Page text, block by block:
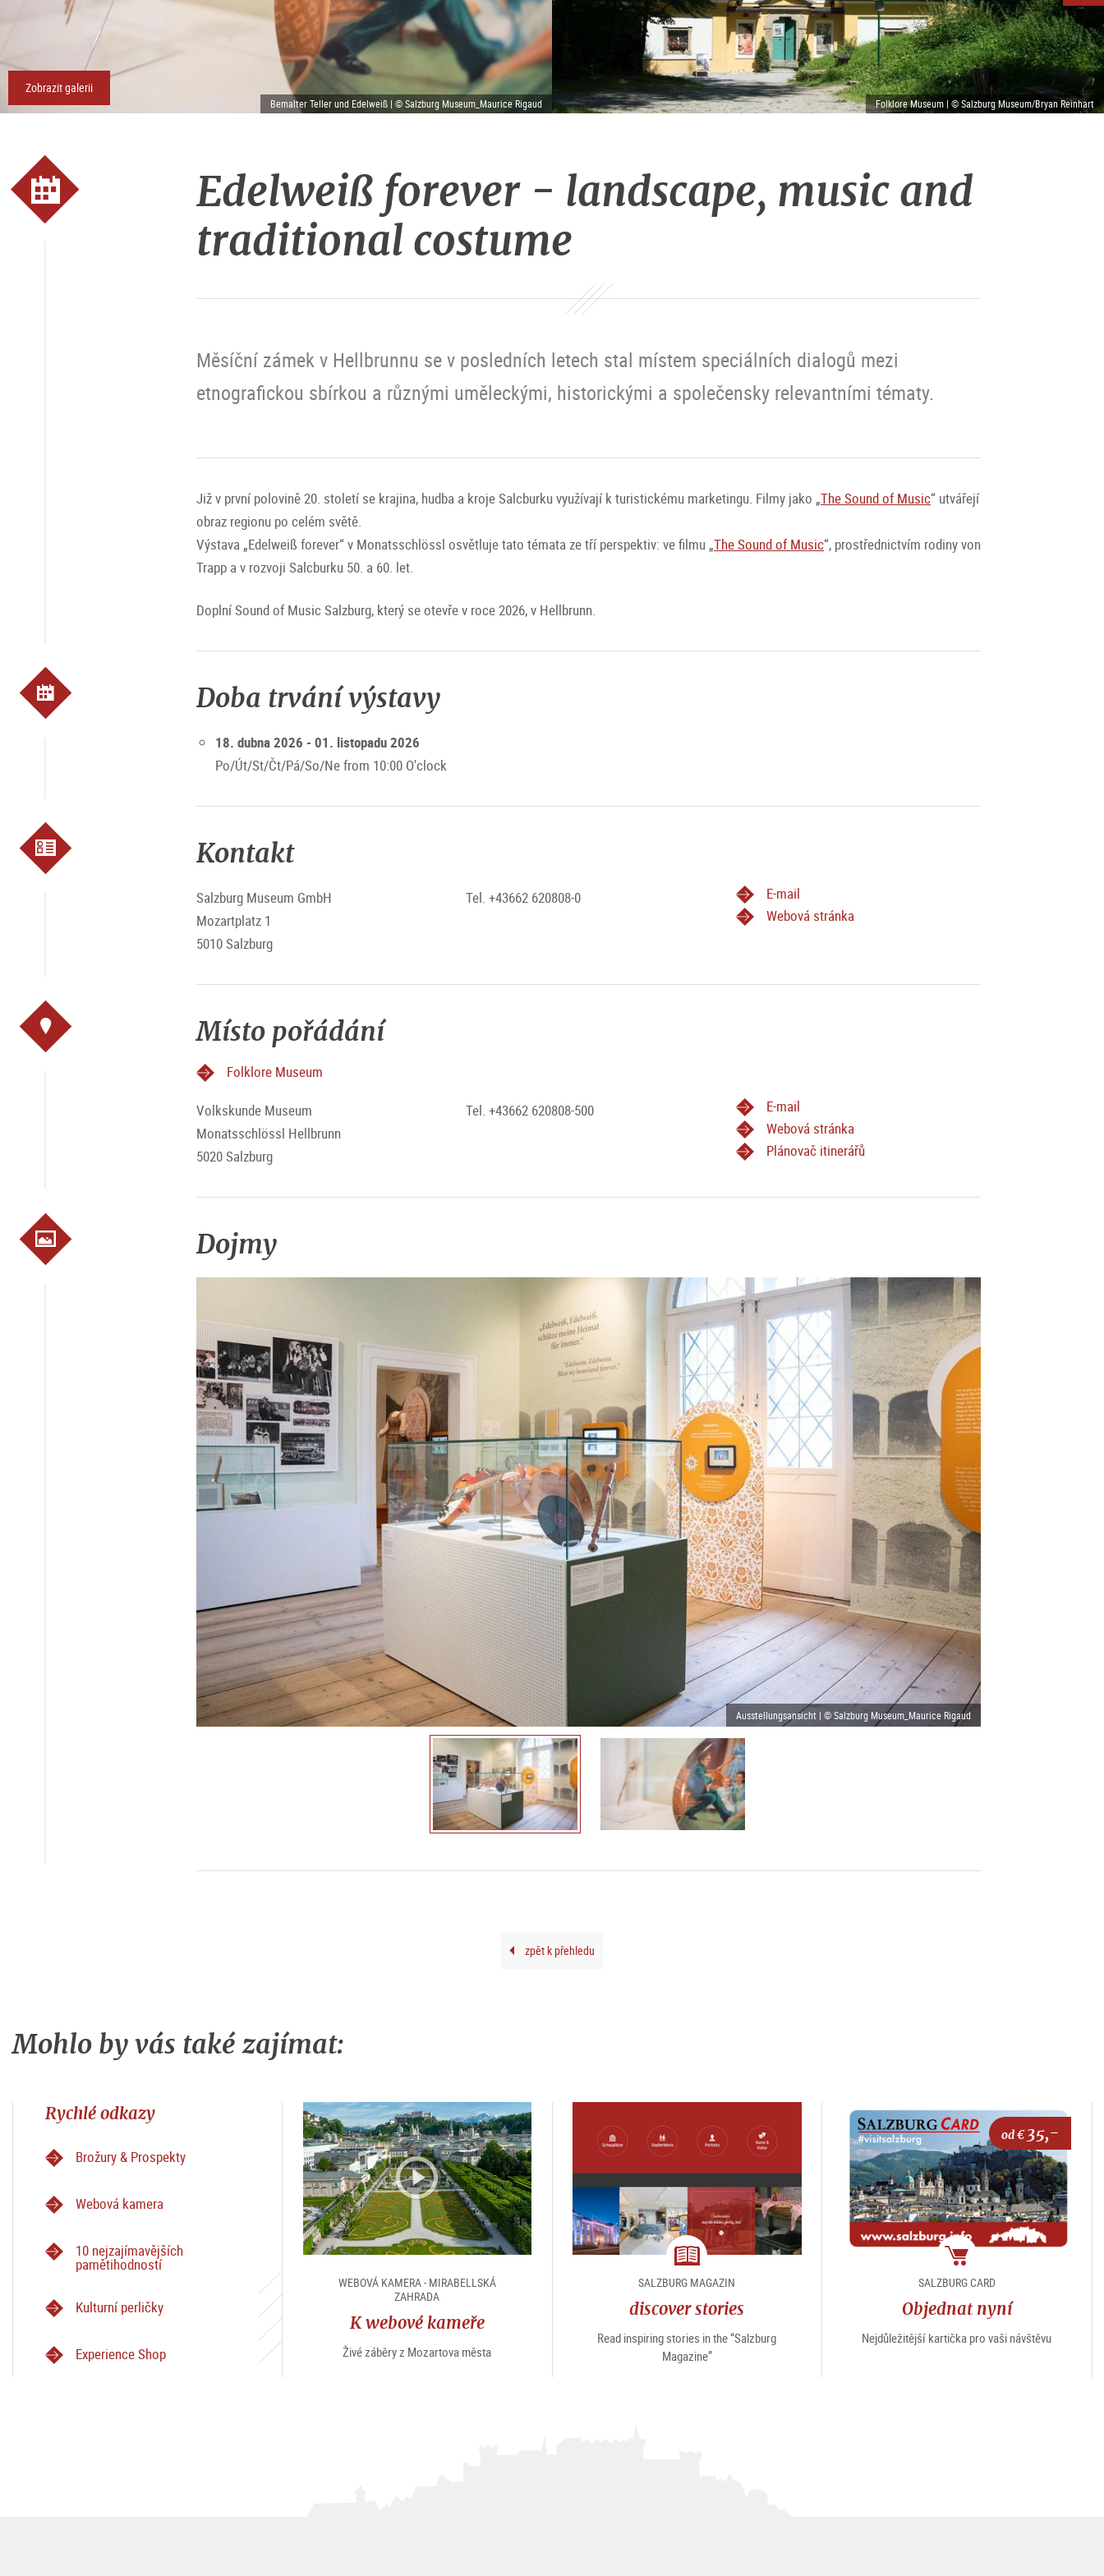
Bemalter Teller und Edelweiß | © Salzburg Museum_Maurice Rigaud
Zobrazit galerii
Folklore Museum | © Salzburg Museum/Bryan Reinhart
Edelweiß forever - landscape, music and
traditional costume
Měsíční zámek v Hellbrunnu se v posledních letech stal místem speciálních dialogů mezi
etnografickou sbírkou a různými uměleckými, historickými a společensky relevantními tématy.
Již v první polovině 20. století se krajina, hudba a kroje Salcburku využívají k turistickému marketingu. Filmy jako „The Sound of Music“ utvářejí
obraz regionu po celém světě.
Výstava „Edelweiß forever“ v Monatsschlössl osvětluje tato témata ze tří perspektiv: ve filmu „The Sound of Music“, prostřednictvím rodiny von
Trapp a v rozvoji Salcburku 50. a 60. let.
Doplní Sound of Music Salzburg, který se otevře v roce 2026, v Hellbrunn.
Doba trvání výstavy
18. dubna 2026 - 01. listopadu 2026
Po/Út/St/Čt/Pá/So/Ne from 10:00 O'clock
Kontakt
Salzburg Museum GmbH
Mozartplatz 1
5010 Salzburg
Tel. +43662 620808-0
E-mail
Webová stránka
Místo pořádání
Folklore Museum
Volkskunde Museum
Monatsschlössl Hellbrunn
5020 Salzburg
Tel. +43662 620808-500
E-mail
Webová stránka
Plánovač itinerářů
Dojmy
Ausstellungsansicht | © Salzburg Museum_Maurice Rigaud
zpět k přehledu
Mohlo by vás také zajímat:
Rychlé odkazy
Brožury & Prospekty
Webová kamera
10 nejzajímavějších
pamětihodností
Kulturní perličky
Experience Shop
WEBOVÁ KAMERA - MIRABELLSKÁ
ZAHRADA
K webové kameře
Živé záběry z Mozartova města
magazine
SALZBURG MAGAZIN
discover stories
Read inspiring stories in the “Salzburg
Magazine”
od €35,-
package
SALZBURG CARD
Objednat nyní
Nejdůležitější kartička pro vaši návštěvu